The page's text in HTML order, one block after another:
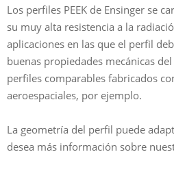
Los perfiles PEEK de Ensinger se
su muy alta resistencia a la
aplicaciones en las que el perfil
buenas propiedades mecánicas
perfiles comparables fabricados
aeroespaciales, por ejemplo.
La geometría del perfil puede
desea más información sobre